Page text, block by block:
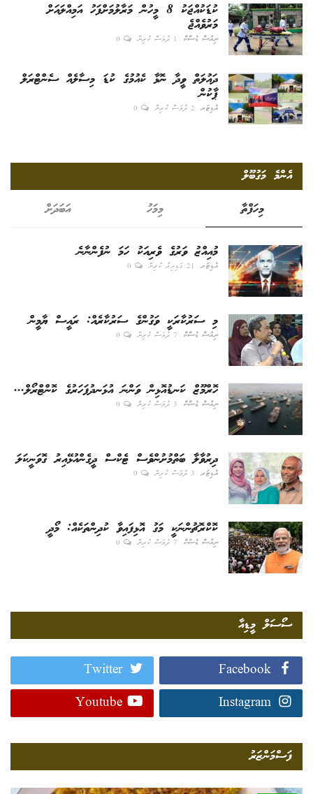
ކުޑަކުއްޖަކު 8 މީހުން މަރާލުމަށްފަހު އަމިއްލައަށް
މަރުވެއްޖެ
ނިއުސް ޑެސްކް 1 ދުވަސް ކުރިން 0
ދައުލަތް ވީދާ ނޮޅާ ކެއުމުގެ ކުޑަ މިސާލެއް ސެންޓްރަލް
ޕާކުން
އެޑިޓަރ 2 ދުވަސް ކުރިން 0
އެންމެ މަގުބޫލް
މިހަފްތާ
މިމަހު އަބަދަށް
މުއިއްޒު ވަރުގެ ވެރިއަކު ހަމަ ނުފެންނާނެ
އެޑިޓަރ 21 ގަޑިއިރު ކުރިން 0
މި ސަރުކާރަކީ ވަގުންގެ ސަރުކާރެއް: ރައީސް ޔާމީން
ނިއުސް ޑެސްކް 7 ދުވަސް ކުރިން 0
ހޮރްމޫޒް ކަނޑުއޮޅިން ވަންނަ އުޅަނދުފަހަރުގެ ކޮންޓްރޯލް...
ނިއުސް ޑެސްކް 3 ދުވަސް ކުރިން 0
ދިރުވާލާ ބަތްމުށުންވެސް ޓެކްސް ދީގެންއުޅޭއިރު ގޮވަނީކަލަ
އެޑިޓަރ 3 ދުވަސް ކުރިން 0
ކޮކްރޮޗުންނަކީ މަގު އޮޅިފައިވާ ކުދިންތަކެއް: މޯދީ
ނިއުސް ޑެސްކް 7 ދުވަސް ކުރިން 0
ސޯސަލް މީޑިއާ
Facebook
Twitter
Instagram
Youtube
ފަސްމަންޒަރު